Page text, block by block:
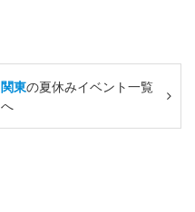
関東の夏休みイベント一覧
へ